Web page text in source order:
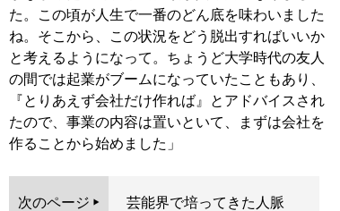
た。この頃が人生で一番のどん底を味わいました
ね。そこから、この状況をどう脱出すればいいか
と考えるようになって。ちょうど大学時代の友人
の間では起業がブームになっていたこともあり、
『とりあえず会社だけ作れば』とアドバイスされ
たので、事業の内容は置いといて、まずは会社を
作ることから始めました」
次のページ 芸能界で培ってきた人脈